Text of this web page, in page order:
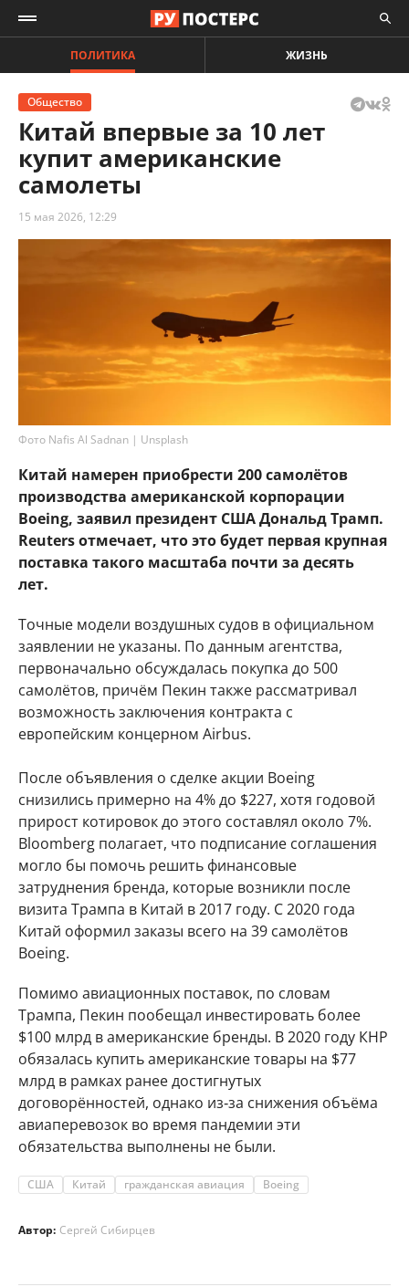
ПОЛИТИКА ЖИЗНЬ
Общество
Китай впервые за 10 лет
купит американские
самолеты
15 мая 2026, 12:29
Фото Nafis Al Sadnan | Unsplash
Китай намерен приобрести 200 самолётов
производства американской корпорации
Boeing, заявил президент США Дональд Трамп.
Reuters отмечает, что это будет первая крупная
поставка такого масштаба почти за десять
лет.
Точные модели воздушных судов в официальном
заявлении не указаны. По данным агентства,
первоначально обсуждалась покупка до 500
самолётов, причём Пекин также рассматривал
возможность заключения контракта с
европейским концерном Airbus.
После объявления о сделке акции Boeing
снизились примерно на 4% до $227, хотя годовой
прирост котировок до этого составлял около 7%.
Bloomberg полагает, что подписание соглашения
могло бы помочь решить финансовые
затруднения бренда, которые возникли после
визита Трампа в Китай в 2017 году. С 2020 года
Китай оформил заказы всего на 39 самолётов
Boeing.
Помимо авиационных поставок, по словам
Трампа, Пекин пообещал инвестировать более
$100 млрд в американские бренды. В 2020 году КНР
обязалась купить американские товары на $77
млрд в рамках ранее достигнутых
договорённостей, однако из‑за снижения объёма
авиаперевозок во время пандемии эти
обязательства выполнены не были.
США Китай гражданская авиация Boeing
Автор: Сергей Сибирцев